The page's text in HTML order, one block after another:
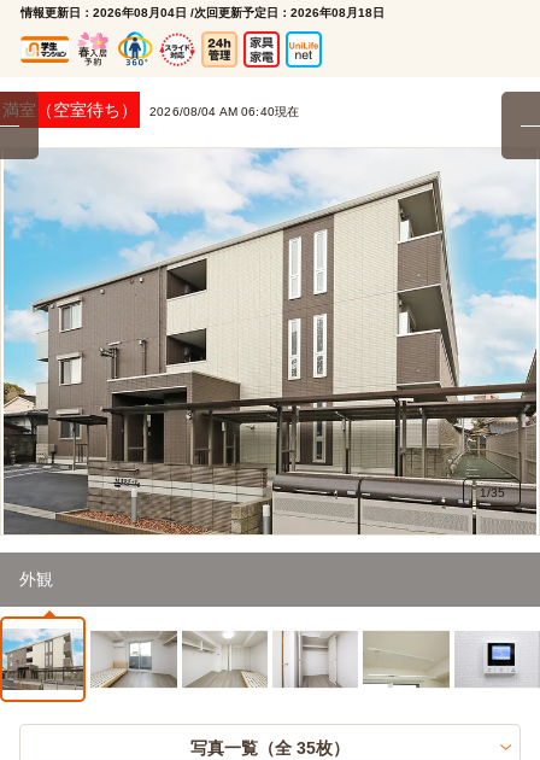
情報更新日：2026年08月04日 /次回更新予定日：2026年08月18日
満室（空室待ち） 2026/08/04 AM 06:40現在
外観
1/35
写真一覧（全 35枚）